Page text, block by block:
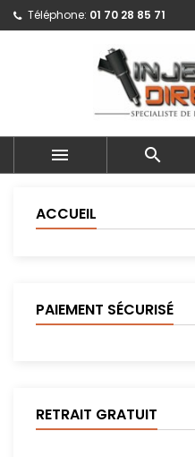
Téléphone: 01 70 28 85 71
 
ACCUEIL
PAIEMENT SÉCURISÉ
RETRAIT GRATUIT